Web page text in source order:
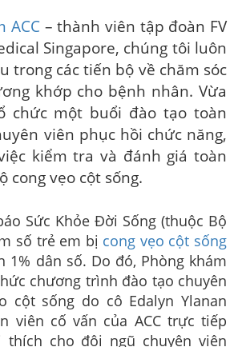
ACC – thành viên tập đoàn FV
Singapore, chúng tôi luôn
trong các tiến bộ về chăm sóc
khớp cho bệnh nhân. Vừa
chức một buổi đào tạo toàn
viên phục hồi chức năng,
kiểm tra và đánh giá toàn
cong vẹo cột sống.
Sức Khỏe Đời Sống (thuộc Bộ
số trẻ em bị cong vẹo cột sống
1% dân số. Do đó, Phòng khám
chương trình đào tạo chuyên
cột sống do cô Edalyn Ylanan
viên cố vấn của ACC trực tiếp
thích cho đội ngũ chuyên viên